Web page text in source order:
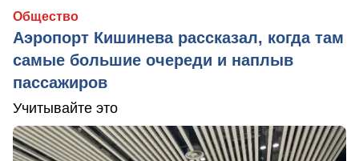
Общество
Аэропорт Кишинева рассказал, когда там
самые большие очереди и наплыв
пассажиров
Учитывайте это